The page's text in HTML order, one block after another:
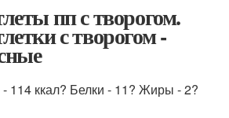
пп с творогом.
с творогом -
114 ккал? Белки - 11? Жиры - 2?